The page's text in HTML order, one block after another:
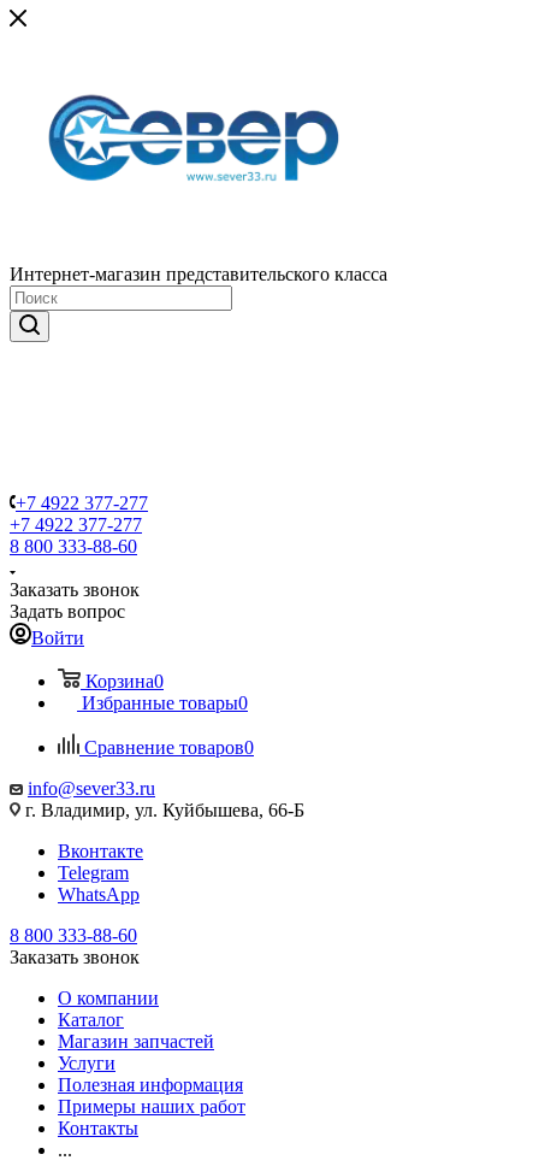
Интернет-магазин представительского класса
+7 4922 377-277
+7 4922 377-277
8 800 333-88-60
Заказать звонок
Задать вопрос
Войти
Корзина0
Избранные товары0
Сравнение товаров0
info@sever33.ru
г. Владимир, ул. Куйбышева, 66-Б
Вконтакте
Telegram
WhatsApp
8 800 333-88-60
Заказать звонок
О компании
Каталог
Магазин запчастей
Услуги
Полезная информация
Примеры наших работ
Контакты
...